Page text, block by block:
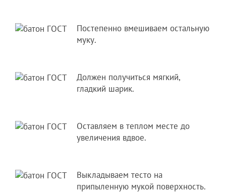
Постепенно вмешиваем остальную
муку.
Должен получиться мягкий,
гладкий шарик.
Оставляем в теплом месте до
увеличения вдвое.
Выкладываем тесто на
припыленную мукой поверхность.